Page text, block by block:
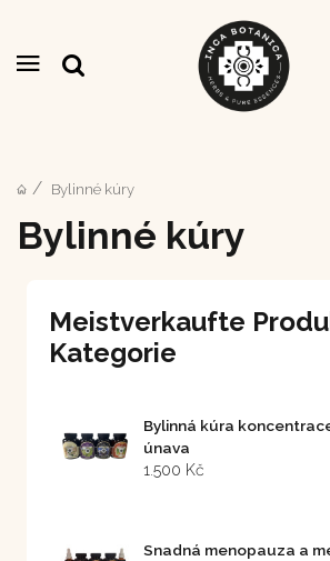
Bylinné kúry
Bylinné kúry
Meistverkaufte
Kategorie
Bylinná kúra
únava
1.500 Kč
Snadná menopauza a